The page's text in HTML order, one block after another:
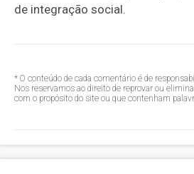
de integração social.
* O conteúdo de cada comentário é de
Nos reservamos ao direito de reprovar ou
com o propósito do site ou que contenham